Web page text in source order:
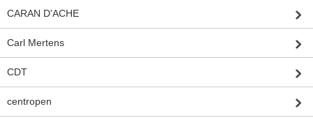
CARAN D'ACHE
Carl Mertens
CDT
centropen